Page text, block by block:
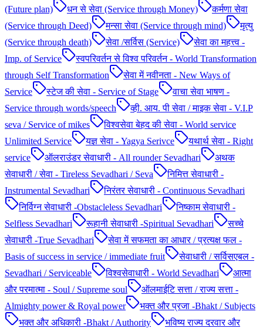
(Future plan)
धन से सेवा (Service through Money)
कर्मणा सेवा
(Service through Deed)
मन्सा सेवा (Service through mind)
मृत्यु
(Service through death)
सेवा /सर्विस (Service)
सेवा का महत्त्व -
Imp. of Service
स्वपरिवर्तन से विश्व परिवर्तन - World Transformation
through Self Transformation
सेवा में नवीनता - New Ways of
Service
स्टेज की सेवा - Service of Stage
वाचा सेवा भाषण -
Service through words/speech
व्ही. आय. पी सेवा / माइक सेवा - V.I.P
seva / Service of mikes
विश्वसेवा बेहद की सेवा - World service
Unlimited Service
यज्ञ सेवा - Yagya Serivce
यथार्थ सेवा - Right
service
ऑलराउंडर सेवाधारी - All rounder Sevadhari
अथक
सेवाधारी / सेवा - Tireless Sevadhari / Seva
निमित्त सेवाधारी -
Instrumental Sevadhari
निरंतर सेवाधारी - Continuous Sevadhari
निर्विग्न सेवाधारी -Obstacleless Sevadhari
निष्काम सेवाधारी -
Selfless Sevadhari
रूहानी सेवाधारी -Spiritual Sevadhari
सच्चे
सेवाधारी -True Sevadhari
सेवा में सफमता का आधार / प्रत्यक्ष फल -
Basis of success in service / immediate fruit
सेवाधारी / सर्विसएबल -
Sevadhari / Serviceable
विश्वसेवाधारी - World Sevadhari
आत्मा
और परमात्मा - Soul / Supreme soul
ऑलमाईटि सत्ता / राज्य सत्ता -
Almighty power & Royal power
भक्त और प्रजा -Bhakt / Subjects
भक्त और अधिकारी -Bhakt / Authority
भविष्य राज्य दरवार और